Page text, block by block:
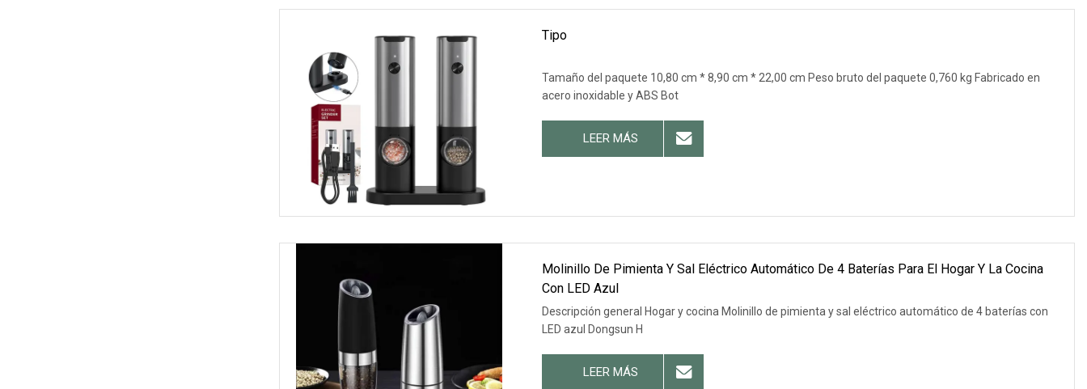
Tipo
Tamaño del paquete 10,80 cm * 8,90 cm * 22,00 cm Peso bruto del paquete 0,760 kg Fabricado en
acero inoxidable y ABS Bot
LEER MÁS
Molinillo De Pimienta Y Sal Eléctrico Automático De 4 Baterías Para El Hogar Y La Cocina
Con LED Azul
Descripción general Hogar y cocina Molinillo de pimienta y sal eléctrico automático de 4 baterías con
LED azul Dongsun H
LEER MÁS